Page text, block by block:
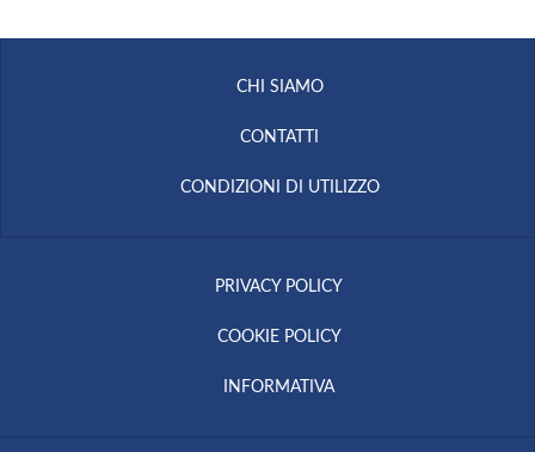
CHI SIAMO
CONTATTI
CONDIZIONI DI UTILIZZO
PRIVACY POLICY
COOKIE POLICY
INFORMATIVA